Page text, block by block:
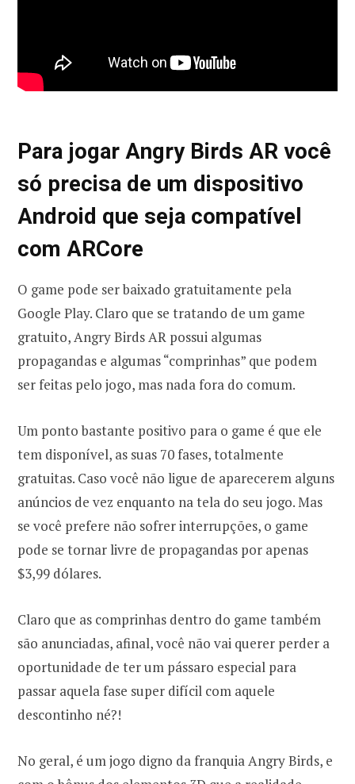
Para jogar Angry Birds AR você
só precisa de um dispositivo
Android que seja compatível
com ARCore
O game pode ser baixado gratuitamente pela
Google Play. Claro que se tratando de um game
gratuito, Angry Birds AR possui algumas
propagandas e algumas “comprinhas” que podem
ser feitas pelo jogo, mas nada fora do comum.
Um ponto bastante positivo para o game é que ele
tem disponível, as suas 70 fases, totalmente
gratuitas. Caso você não ligue de aparecerem alguns
anúncios de vez enquanto na tela do seu jogo. Mas
se você prefere não sofrer interrupções, o game
pode se tornar livre de propagandas por apenas
$3,99 dólares.
Claro que as comprinhas dentro do game também
são anunciadas, afinal, você não vai querer perder a
oportunidade de ter um pássaro especial para
passar aquela fase super difícil com aquele
descontinho né?!
No geral, é um jogo digno da franquia Angry Birds, e